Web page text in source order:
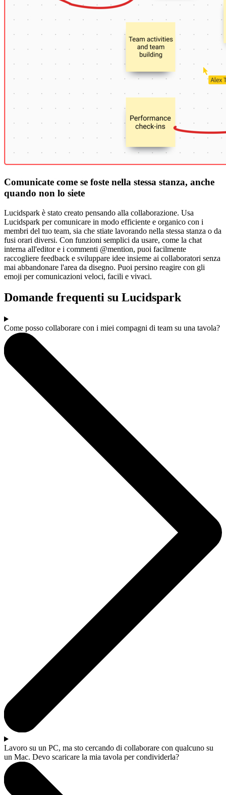
Comunicate come se foste nella stessa stanza, anche
quando non lo siete
Lucidspark è stato creato pensando alla collaborazione. Usa
Lucidspark per comunicare in modo efficiente e organico con i
membri del tuo team, sia che stiate lavorando nella stessa stanza o da
fusi orari diversi. Con funzioni semplici da usare, come la chat
interna all'editor e i commenti @mention, puoi facilmente
raccogliere feedback e sviluppare idee insieme ai collaboratori senza
mai abbandonare l'area da disegno. Puoi persino reagire con gli
emoji per comunicazioni veloci, facili e vivaci.
Domande frequenti su Lucidspark
Come posso collaborare con i miei compagni di team su una tavola?
Lavoro su un PC, ma sto cercando di collaborare con qualcuno su
un Mac. Devo scaricare la mia tavola per condividerla?